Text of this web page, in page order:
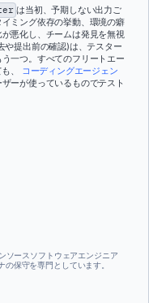
は当初、予期しない出力ご
ミング依存の挙動、環境の癖
悪化し、チームは発見を無視
や提出前の確認)は、テスター
一つ。すべてのフリートエー
、 コーディングエージェン
ーが使っているものでテスト
ソースソフトウェアエンジニア
保守を専門としています。